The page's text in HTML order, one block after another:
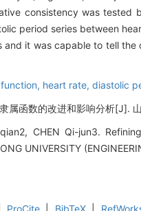
consistency was tested
period series between
it was capable to tell
heart rate, diastolic
属函数的改进和影响分析[J].
CHEN Qi-jun3.
UNIVERSITY